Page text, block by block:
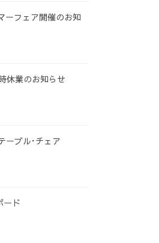
ーフェア開催のお知
休業のお知らせ
ーブル･チェア
ード